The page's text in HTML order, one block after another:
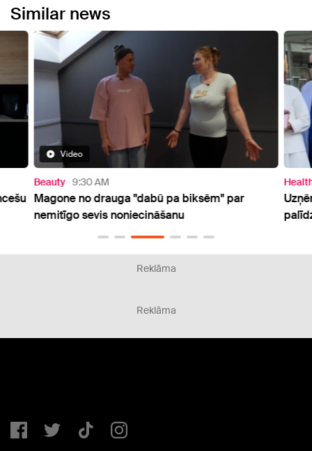
Similar news
Video
Beauty 9:30 AM
Magone no drauga "dabū pa biksēm" par
nemitīgo sevis noniecināšanu
Reklāma
Reklāma